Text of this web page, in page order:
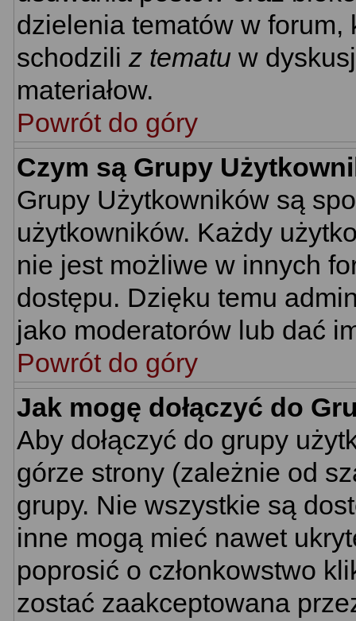
dzielenia tematów w
schodzili z tematu w
materiałow.
Powrót do góry
Czym są Grupy
Grupy Użytkowników są
użytkowników. Każdy
nie jest możliwe w innych
dostępu. Dzięku temu
jako moderatorów lub dać
Powrót do góry
Jak mogę dołączyć do
Aby dołączyć do grupy
górze strony (zależnie od
grupy. Nie wszystkie są
inne mogą mieć nawet
poprosić o członkowstwo
zostać zaakceptowana